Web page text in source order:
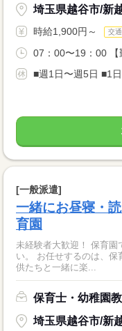
埼玉県越谷市/新
時給1,900円～ 交
07：00〜19：00
■週1日〜週5日 ■1
[一般派遣]
一緒にお昼寝・
育園
未経験者大歓迎！ 保育園
い。 お任せするのは、保育のサポート業務。 クラス担当はなく、子
供たちと一緒に楽...
保育士・幼稚園
埼玉県越谷市/新